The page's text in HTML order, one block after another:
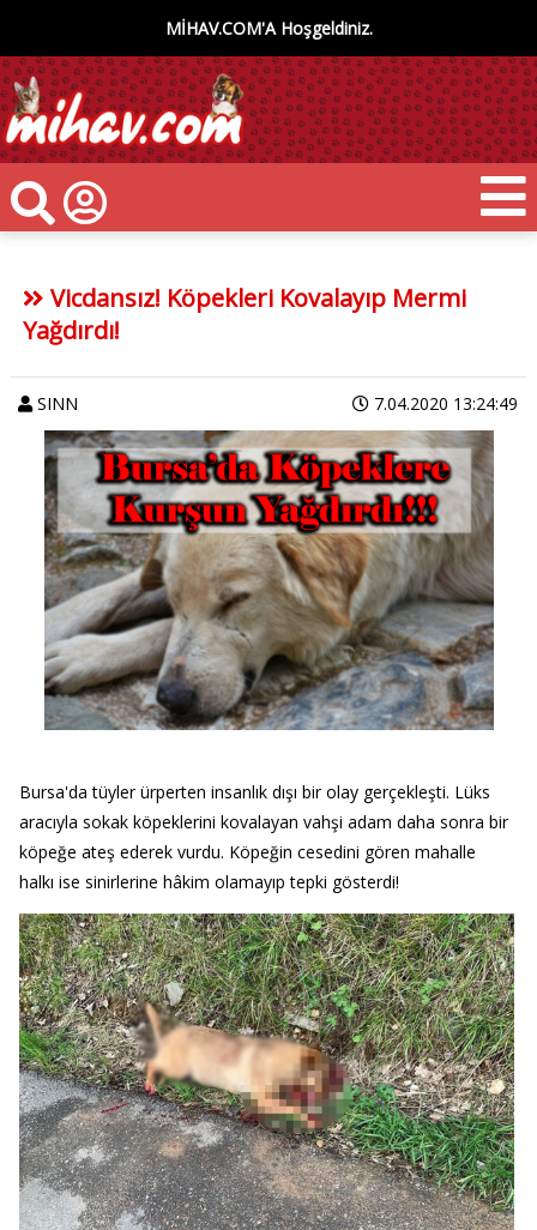
MİHAV.COM'A Hoşgeldiniz.
Vicdansız! Köpekleri Kovalayıp Mermi
Yağdırdı!
SINN 7.04.2020 13:24:49
Bursa'da tüyler ürperten insanlık dışı bir olay gerçekleşti. Lüks
aracıyla sokak köpeklerini kovalayan vahşi adam daha sonra bir
köpeğe ateş ederek vurdu. Köpeğin cesedini gören mahalle
halkı ise sinirlerine hâkim olamayıp tepki gösterdi!